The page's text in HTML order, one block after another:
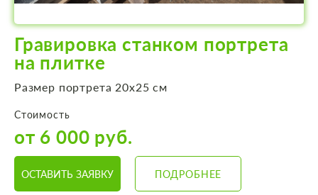
Гравировка станком портрета
на плитке
Размер портрета 20х25 см
Стоимость
от 6 000 руб.
ОСТАВИТЬ ЗАЯВКУ ПОДРОБНЕЕ